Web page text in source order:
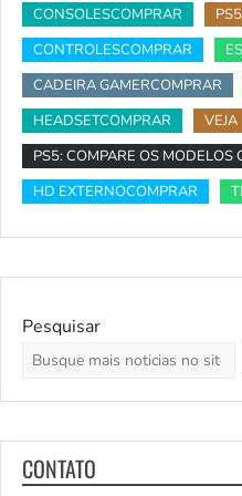
CONSOLESCOMPRAR
PS5
CONTROLESCOMPRAR
CADEIRA GAMERCOMPRAR
HEADSETCOMPRAR
VEJA
PS5: COMPARE OS MODELOS
HD EXTERNOCOMPRAR
Pesquisar
CONTATO